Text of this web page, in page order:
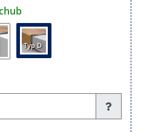
Typ D